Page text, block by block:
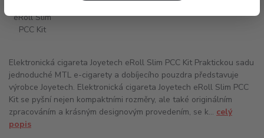
Elektronická cigareta Joyetech eRoll Slim PCC Kit Praktickou sadu
jednoduché MTL e-cigarety a dobíjecího pouzdra představuje
výrobce Joyetech. Elektronická cigareta Joyetech eRoll Slim PCC
Kit se pyšní nejen kompaktními rozměry, ale také originálním
zpracováním a krásným designovým provedením, se k... celý
popis